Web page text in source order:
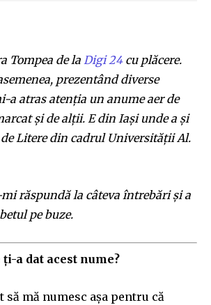
Tompea de la Digi 24cu plăcere.
prezentând diverse
a atras atenția un anume aer de
și de alții. E din Iași unde a și
Litere din cadrul Universității Al.
răspundă la câteva întrebări și a
pe buze.
a dat acest nume?
să mă numesc așa pentru că